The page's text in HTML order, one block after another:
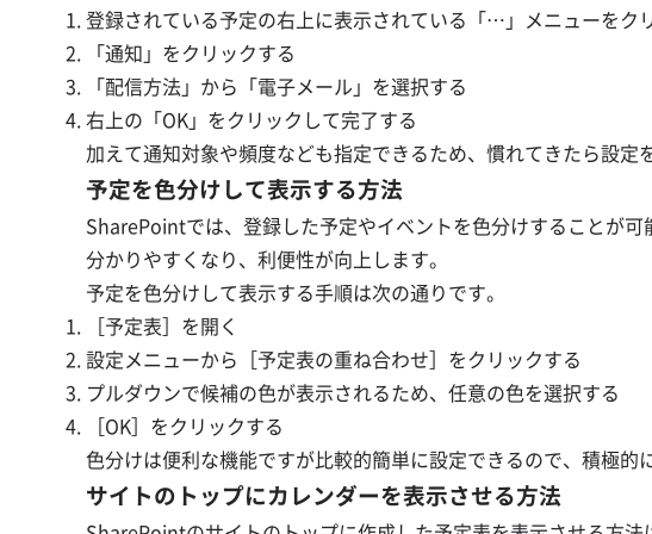
登録されている予定の右上に表示されている「…」メニューをク
「通知」をクリックする
「配信方法」から「電子メール」を選択する
右上の「OK」をクリックして完了する
加えて通知対象や頻度なども指定できるため、慣れてきたら設定
予定を色分けして表示する方法
SharePointでは、登録した予定やイベントを色分けすることが
分かりやすくなり、利便性が向上します。
予定を色分けして表示する手順は次の通りです。
［予定表］を開く
設定メニューから［予定表の重ね合わせ］をクリックする
プルダウンで候補の色が表示されるため、任意の色を選択する
［OK］をクリックする
色分けは便利な機能ですが比較的簡単に設定できるので、積極的
サイトのトップにカレンダーを表示させる方法